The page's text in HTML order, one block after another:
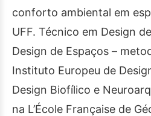
conforto ambiental em
UFF. Técnico em Design
Design de Espaços –
Instituto Europeu de
Design Biofílico e
na L’École Française de